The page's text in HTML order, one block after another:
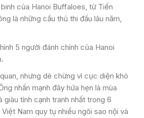
của Hanoi Buffaloes, từ Tiến
là những cầu thủ thi đấu lâu năm,
5 người đánh chính của Hanoi
nhưng dè chừng vì cục diện khó
nhấn mạnh đây hứa hẹn là mùa
giàu tính cạnh tranh nhất trong 6
Nam quy tụ nhiều ngôi sao nội và